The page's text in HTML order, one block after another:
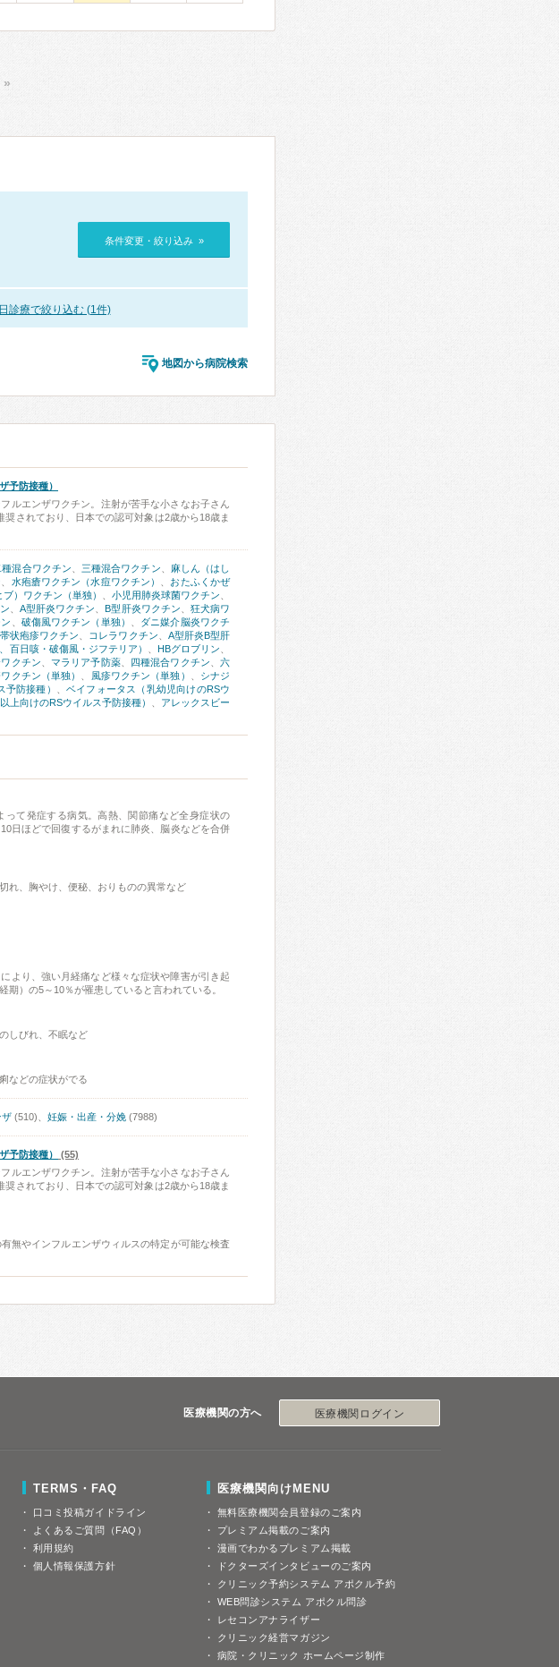
»
条件変更・絞り込み »
診療で絞り込む (1件)
地図から病院検索
予防接種）
ルエンザワクチン。注射が苦手な小さなお子さん
されており、日本での認可対象は2歳から18歳ま
種混合ワクチン 三種混合ワクチン
麻しん（はし
水疱瘡ワクチン（水痘ワクチン）
おたふくかぜ
ブ）ワクチン（単独） 小児用肺炎球菌ワクチン
、A型肝炎ワクチン 、B型肝炎ワクチン
狂犬病ワ
破傷風ワクチン（単独）
ダニ媒介脳炎ワクチ
帯状疱疹ワクチン コレラワクチン
A型肝炎B型肝
百日咳・破傷風・ジフテリア） HBグロブリン
クチン マラリア予防薬、 四種混合ワクチン 、六
クチン（単独） 風疹ワクチン（単独）
シナジ
防接種）
、ベイフォータス（乳幼児向けのRSウ
上向けのRSウイルス予防接種）
アレックスビー
って発症する病気。高熱、関節痛など全身症状の
日ほどで回復するがまれに肺炎、脳炎などを合併
れ、胸やけ、便秘、おりものの異常など
より、強い月経痛など様々な症状や障害が引き起
期）の5～10％が罹患していると言われている。
しびれ、不眠など
などの症状がでる
ザ (510)、 妊娠・出産・分娩 (7988)
予防接種）
(55)
ルエンザワクチン。注射が苦手な小さなお子さん
されており、日本での認可対象は2歳から18歳ま
無やインフルエンザウィルスの特定が可能な検査
医療機関の方へ 医療機関ログイン
TERMS・FAQ
口コミ投稿ガイドライン
よくあるご質問（FAQ）
利用規約
個人情報保護方針
医療機関向けMENU
無料医療機関会員登録のご案内
プレミアム掲載のご案内
漫画でわかるプレミアム掲載
ドクターズインタビューのご案内
クリニック予約システム アポクル予約
WEB問診システム アポクル問診
レセコンアナライザー
クリニック経営マガジン
病院・クリニック ホームページ制作